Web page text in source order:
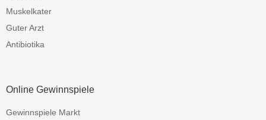
Muskelkater
Guter Arzt
Antibiotika
Online Gewinnspiele
Gewinnspiele Markt